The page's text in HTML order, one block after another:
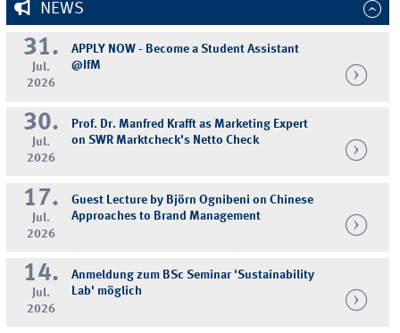
NEWS
31.
Jul.
2026
APPLY NOW - Become a Student Assistant
@IfM
30.
Jul.
2026
Prof. Dr. Manfred Krafft as Marketing Expert
on SWR Marktcheck's Netto Check
17.
Jul.
2026
Guest Lecture by Björn Ognibeni on Chinese
Approaches to Brand Management
14.
Jul.
2026
Anmeldung zum BSc Seminar 'Sustainability
Lab' möglich